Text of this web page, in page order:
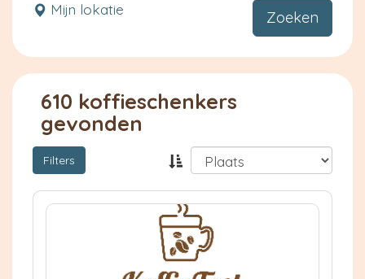
Mijn lokatie Zoeken
610 koffieschenkers
gevonden
Filters